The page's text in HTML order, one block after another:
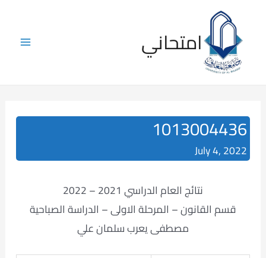
content
Main
امتحاني
1013004436
July 4, 2022
نتائج العام الدراسي 2021 – 2022
قسم القانون – المرحلة الاولى – الدراسة الصباحية
مصطفى يعرب سلمان علي